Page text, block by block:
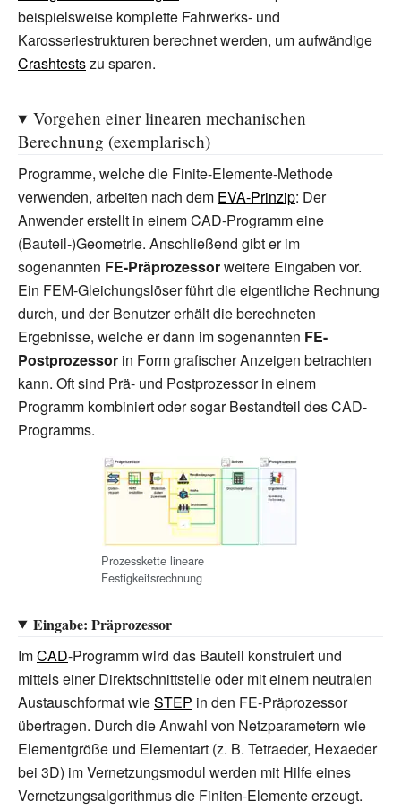
beispielsweise komplette Fahrwerks- und
Karosseriestrukturen berechnet werden, um aufwändige
Crashtestszu sparen.
Vorgehen einer linearen mechanischen
Berechnung (exemplarisch)
Programme, welche die Finite-Elemente-Methode
verwenden, arbeiten nach dem EVA-Prinzip: Der
Anwender erstellt in einem CAD-Programm eine
(Bauteil-)Geometrie. Anschließend gibt er im
sogenannten FE-Präprozessorweitere Eingaben vor.
Ein FEM-Gleichungslöser führt die eigentliche Rechnung
durch, und der Benutzer erhält die berechneten
Ergebnisse, welche er dann im sogenannten FE-
Postprozessor in Form grafischer Anzeigen betrachten
kann. Oft sind Prä- und Postprozessor in einem
Programm kombiniert oder sogar Bestandteil des CAD-
Programms.
Prozesskette lineare
Festigkeitsrechnung
Eingabe: Präprozessor
ImCAD-Programm wird das Bauteil konstruiert und
mittels einer Direktschnittstelle oder mit einem neutralen
Austauschformat wieSTEP in den FE-Präprozessor
übertragen. Durch die Anwahl von Netzparametern wie
Elementgröße und Elementart (z. B. Tetraeder, Hexaeder
bei 3D) im Vernetzungsmodul werden mit Hilfe eines
Vernetzungsalgorithmus die Finiten-Elemente erzeugt.